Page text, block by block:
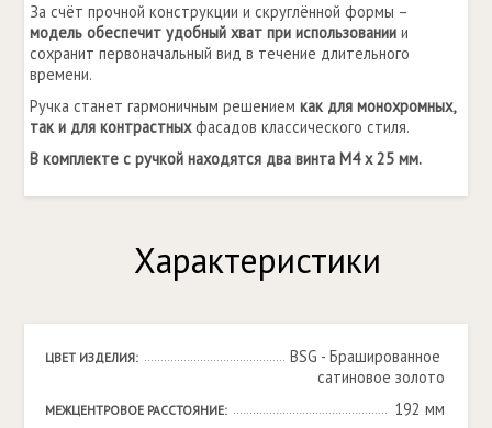
За счёт прочной конструкции и скруглённой формы –
модель обеспечит удобный хват при использовании и
сохранит первоначальный вид в течение длительного
времени.
Ручка станет гармоничным решениемкак для монохромных,
так и для контрастныхфасадов классического стиля.
В комплекте с ручкой находятся два винта M4 x 25 мм.
Характеристики
ЦВЕТ ИЗДЕЛИЯ:
BSG - Брашированное
cатиновое золото
МЕЖЦЕНТРОВОЕ РАССТОЯНИЕ: 192 мм